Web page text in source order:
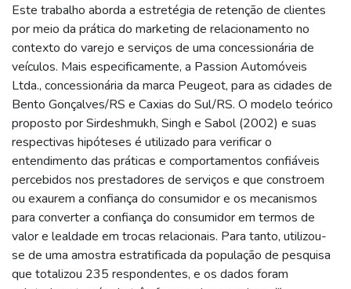
Este trabalho aborda a estretégia de retenção de clientes
por meio da prática do marketing de relacionamento no
contexto do varejo e serviços de uma concessionária de
veículos. Mais especificamente, a Passion Automóveis
Ltda., concessionária da marca Peugeot, para as cidades de
Bento Gonçalves/RS e Caxias do Sul/RS. O modelo teórico
proposto por Sirdeshmukh, Singh e Sabol (2002) e suas
respectivas hipóteses é utilizado para verificar o
entendimento das práticas e comportamentos confiáveis
percebidos nos prestadores de serviços e que constroem
ou exaurem a confiança do consumidor e os mecanismos
para converter a confiança do consumidor em termos de
valor e lealdade em trocas relacionais. Para tanto, utilizou-
se de uma amostra estratificada da população de pesquisa
que totalizou 235 respondentes, e os dados foram